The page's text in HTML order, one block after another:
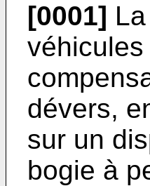
[0001]
dévers,
sur un
bogie à